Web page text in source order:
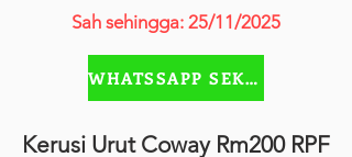
Sah sehingga: 25/11/2025
WHATSSAPP SEKARANG
Kerusi Urut Coway Rm200 RPF